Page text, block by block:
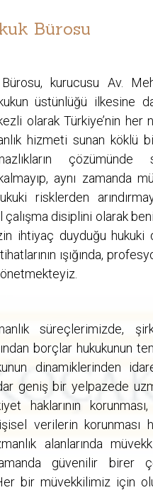
Bürosu
kurucusu Av.
üstünlüğü ilkesine
olarak Türkiye’nin her
hizmeti sunan köklü
aynı zamanda
risklerden
çalışma disiplini olarak
ihtiyaç duyduğu hukuki
ışığında,
süreçlerimizde,
borçlar hukukunun
dinamiklerinden
geniş bir yelpazede
haklarının
verilerin korunması
alanlarında
güvenilir birer
bir müvekkilimiz için